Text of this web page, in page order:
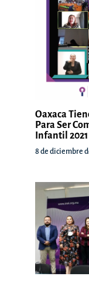
Oaxaca
Para Ser
Infantil
8 de diciembre